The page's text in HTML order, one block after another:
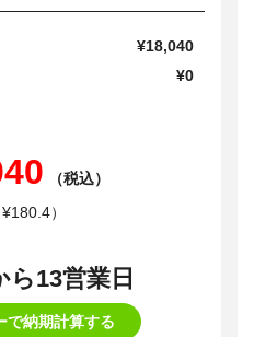
¥18,040
¥0
（税込）
¥180.4）
ら13営業日
で納期計算する